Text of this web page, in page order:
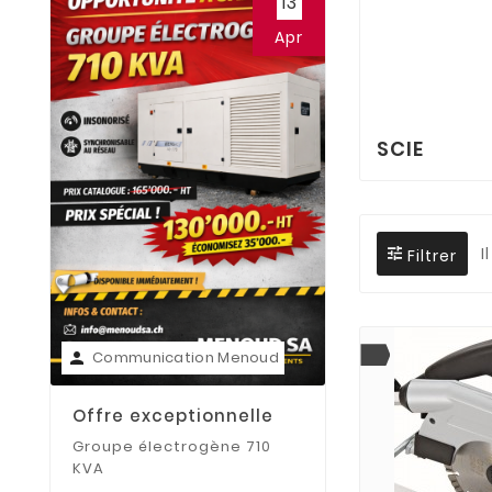
Apr
person Communication Menoud
Offre exceptionnelle
Groupe électrogène 710
KVA
Revendeur IMER
SCIE
Filtrer